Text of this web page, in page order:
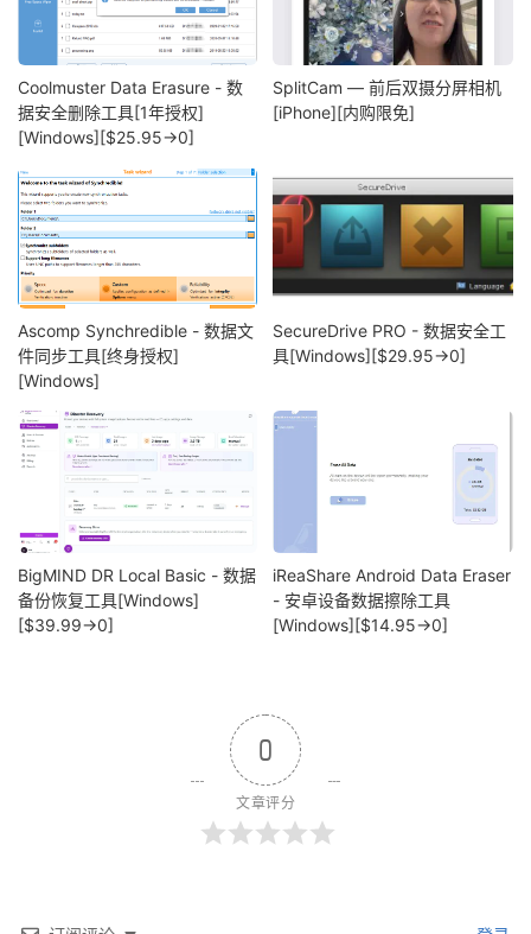
Coolmuster Data Erasure - 数
据安全删除工具[1年授权]
[Windows][$25.95→0]
SplitCam — 前后双摄分屏相机
[iPhone][内购限免]
Ascomp Synchredible - 数据文
件同步工具[终身授权]
[Windows]
SecureDrive PRO - 数据安全工
具[Windows][$29.95→0]
BigMIND DR Local Basic - 数据
备份恢复工具[Windows]
[$39.99→0]
iReaShare Android Data Eraser
- 安卓设备数据擦除工具
[Windows][$14.95→0]
0
文章评分